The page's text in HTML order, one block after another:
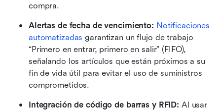
compra.
Alertas de fecha de vencimiento: Notificaciones
automatizadas garantizan un flujo de trabajo
“Primero en entrar, primero en salir” (FIFO),
señalando los artículos que están próximos a su
fin de vida útil para evitar el uso de suministros
comprometidos.
Integración de código de barras y RFID: Al usar